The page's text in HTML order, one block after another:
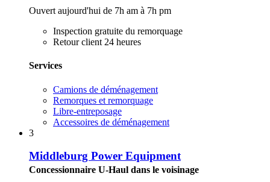
Ouvert aujourd'hui de 7h am à 7h pm
Inspection gratuite du remorquage
Retour client 24 heures
Services
Camions de déménagement
Remorques et remorquage
Libre-entreposage
Accessoires de déménagement
3
Middleburg Power Equipment
Concessionnaire U-Haul dans le voisinage